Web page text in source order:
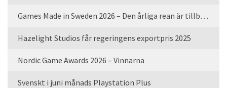
Games Made in Sweden 2026 – Den årliga rean är tillbaka
Hazelight Studios får regeringens exportpris 2025
Nordic Game Awards 2026 – Vinnarna
Svenskt i juni månads Playstation Plus